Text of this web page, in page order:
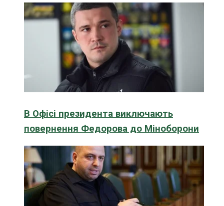
В Офісі президента виключають
повернення Федорова до Міноборони